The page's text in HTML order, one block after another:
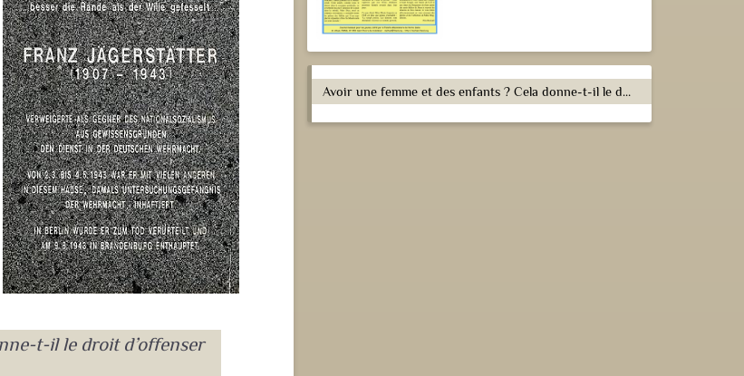
t-il le droit d’offenser
Avoir une femme et des enfants ? Cela donne-t-il le droit d’offenser Dieu ?